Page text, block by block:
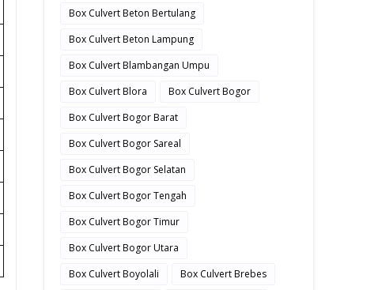
Box Culvert Beton Bertulang
Box Culvert Beton Lampung
Box Culvert Blambangan Umpu
Box Culvert Blora
Box Culvert Bogor
Box Culvert Bogor Barat
Box Culvert Bogor Sareal
Box Culvert Bogor Selatan
Box Culvert Bogor Tengah
Box Culvert Bogor Timur
Box Culvert Bogor Utara
Box Culvert Boyolali
Box Culvert Brebes